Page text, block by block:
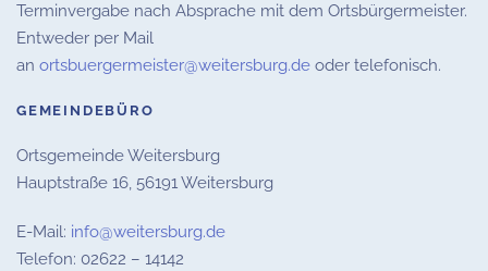
GEMEINDEBÜRO
Ortsgemeinde Weitersburg
Hauptstraße 16, 56191 Weitersburg
E-Mail: info@weitersburg.de
Telefon: 02622 – 14142
Terminvergabe nach Absprache mit dem Ortsbürgermeister.
Entweder per Mail
an ortsbuergermeister@weitersburg.de oder telefonisch.